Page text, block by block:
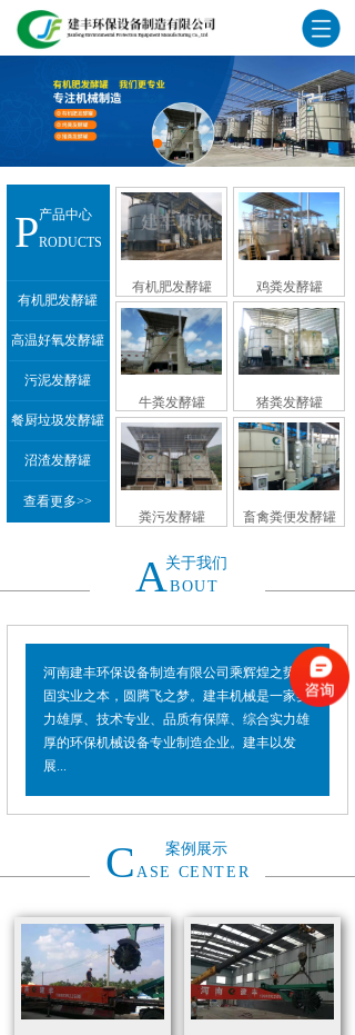
产品中心
PRODUCTS
有机肥发酵罐
高温好氧发酵罐
污泥发酵罐
餐厨垃圾发酵罐
沼渣发酵罐
查看更多>>
有机肥发酵罐 鸡粪发酵罐
牛粪发酵罐 猪粪发酵罐
粪污发酵罐 畜禽粪便发酵罐
关于我们
ABOUT
河南建丰环保设备制造有限公司乘辉煌之势，
固实业之本，圆腾飞之梦。建丰机械是一家实
力雄厚、技术专业、品质有保障、综合实力雄
厚的环保机械设备专业制造企业。建丰以发
展...
案例展示
C ASE CENTER